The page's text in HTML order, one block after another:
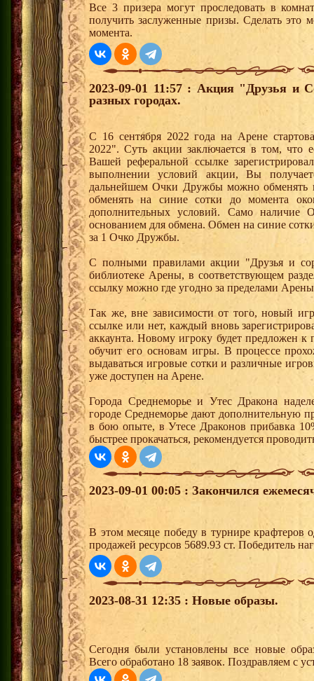
Все 3 призера могут проследовать в
получить заслуженные призы. Сделать это
момента.
2023-09-01 11:57 : Акция "Друзья и
разных городах.
С 16 сентября 2022 года на Арене
2022". Суть акции заключается в том, что
Вашей реферальной ссылке
выполнении условий акции, Вы
дальнейшем Очки Дружбы можно
обменять на синие сотки до момента
дополнительных условий. Само наличие
основанием для обмена. Обмен на синие
за 1 Очко Дружбы.
С полными правилами акции "Друзья и
библиотеке Арены, в соответствующем
ссылку можно где угодно за пределами
Так же, вне зависимости от того, новый
ссылке или нет, каждый вновь
аккаунта. Новому игроку будет предложен
обучит его основам игры. В процессе
выдаваться игровые сотки и различные
уже доступен на Арене.
Города Среднеморье и Утес Дракона
городе Среднеморье дают дополнительную
в бою опыте, в Утесе Драконов прибавка
быстрее прокачаться, рекомендуется
2023-09-01 00:05 : Закончился
В этом месяце победу в турнире крафтеров
продажей ресурсов 5689.93 ст. Победитель
2023-08-31 12:35 : Новые образы.
Сегодня были установлены все новые
Всего обработано 18 заявок. Поздравляем с